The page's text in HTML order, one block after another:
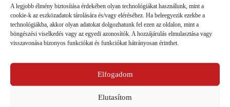
A legjobb élmény biztosítása érdekében olyan technológiákat használunk, mint a
cookie-k az eszközadatok tárolására és/vagy eléréséhez. Ha beleegyezik ezekbe a
technológiákba, akkor olyan adatokat dolgozhatunk fel ezen az oldalon, mint a
böngészési viselkedés vagy az egyedi azonosítók. A hozzájárulás elmulasztása vagy
visszavonása bizonyos funkciókat és funkciókat hátrányosan érinthet.
Elfogadom
Elutasítom
nőnének a mostanihoz képest az energiaárak (de
nőni fognak!), akkor 18 év alatt térül meg a
befektetés. A 3 millióból szerencsés esetben még
lejön a pályázaton nyert támogatás összege is,
így még kedvezőbb eredményt kapunk, hiszen
vedd fel velünk a kapcsolatot